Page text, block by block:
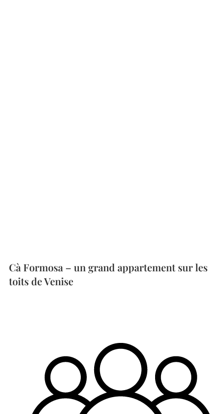
Cà Formosa – un grand appartement sur les
toits de Venise